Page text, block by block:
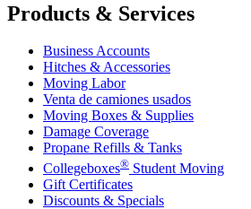
Products & Services
Business Accounts
Hitches & Accessories
Moving Labor
Venta de camiones usados
Moving Boxes & Supplies
Damage Coverage
Propane Refills & Tanks
Collegeboxes® Student Moving
Gift Certificates
Discounts & Specials